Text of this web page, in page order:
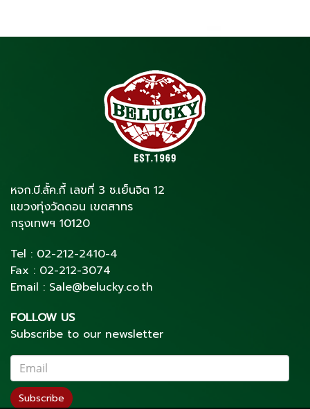
หจก.บี.ลั้ค.กี้ เลขที่ 3 ซ.เย็นจิต 12
แขวงทุ่งวัดดอน เขตสาทร
กรุงเทพฯ 10120
Tel : 02-212-2410-4
Fax : 02-212-3074
Email : Sale@belucky.co.th
FOLLOW US
Subscribe to our newsletter
Subscribe